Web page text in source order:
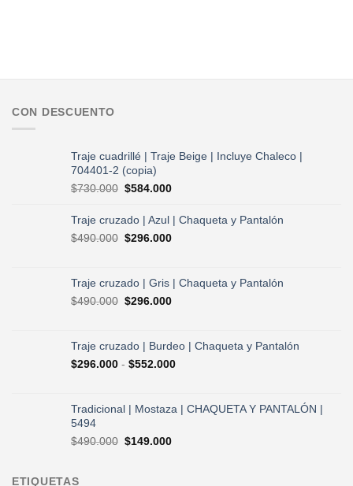
CON DESCUENTO
Traje cuadrillé | Traje Beige | Incluye Chaleco |
704401-2 (copia)
$730.000 El
original
era:
$730.000.
$584.000El
actual
es:
Traje cruzado | Azul | Chaqueta y Pantalón
$490.000 El
era:
$490.000.
$296.000El
es:
Traje cruzado | Gris | Chaqueta y Pantalón
$490.000 El
era:
$490.000.
$296.000El
es:
$296.000.
Traje cruzado | Burdeo | Chaqueta y Pantalón
$296.000 - $552.000Rango
desde
Tradicional | Mostaza | CHAQUETA Y PANTALÓN |
5494
$490.000 El
$149.000El
ETIQUETAS